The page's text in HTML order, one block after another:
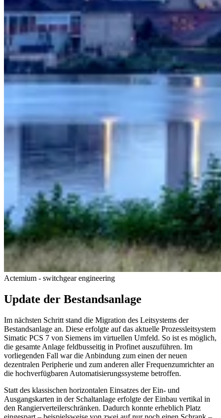
Actemium - switchgear engineering
Update der Bestandsanlage
Im nächsten Schritt stand die Migration des Leitsystems der
Bestandsanlage an. Diese erfolgte auf das aktuelle Prozessleitsystem
Simatic PCS 7 von Siemens im virtuellen Umfeld. So ist es möglich,
die gesamte Anlage feldbusseitig in Profinet auszuführen. Im
vorliegenden Fall war die Anbindung zum einen der neuen
dezentralen Peripherie und zum anderen aller Frequenzumrichter an
die hochverfügbaren Automatisierungssysteme betroffen.
Statt des klassischen horizontalen Einsatzes der Ein- und
Ausgangskarten in der Schaltanlage erfolgte der Einbau vertikal in
den Rangierverteilerschränken. Dadurch konnte erheblich Platz